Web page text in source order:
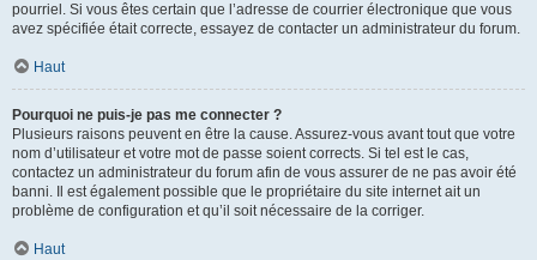
pourriel. Si vous êtes certain que l’adresse de courrier électronique que vous
avez spécifiée était correcte, essayez de contacter un administrateur du forum.
Haut
Pourquoi ne puis-je pas me connecter ?
Plusieurs raisons peuvent en être la cause. Assurez-vous avant tout que votre
nom d’utilisateur et votre mot de passe soient corrects. Si tel est le cas,
contactez un administrateur du forum afin de vous assurer de ne pas avoir été
banni. Il est également possible que le propriétaire du site internet ait un
problème de configuration et qu’il soit nécessaire de la corriger.
Haut